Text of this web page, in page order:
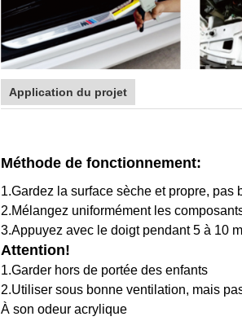
Application du projet
Méthode de fonctionnement:
1.Gardez la surface sèche et propre, pas
2.Mélangez uniformément les
3.Appuyez avec le doigt pendant 5 à 10
Attention!
1.Garder hors de portée des enfants
2.Utiliser sous bonne ventilation, mais
À son odeur acrylique